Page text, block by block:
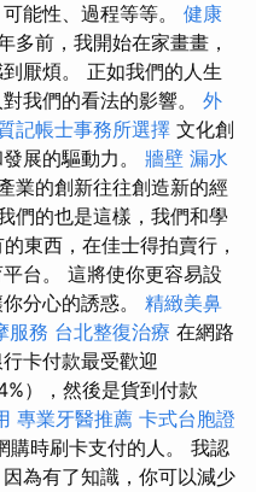
能性、過程等等。 健康
多前，我開始在家畫畫，
厭煩。 正如我們的人生
我們的看法的影響。 外
記帳士事務所選擇 文化創
展的驅動力。 牆壁 漏水
業的創新往往創造新的經
們的也是這樣，我們和學
東西，在佳士得拍賣行，
台。 這將使你更容易設
分心的誘惑。 精緻美鼻
服務 台北整復治療 在網路
卡付款最受歡迎
），然後是貨到付款
專業牙醫推薦 卡式台胞證
購時刷卡支付的人。 我認
為有了知識，你可以減少